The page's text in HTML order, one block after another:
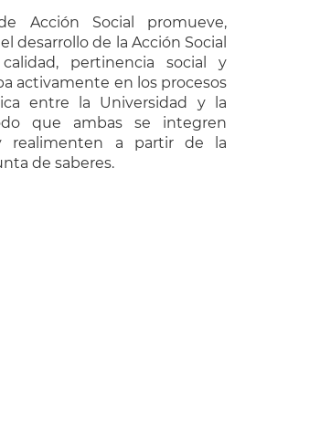
Acción Social promueve,
desarrollo de la Acción Social
pertinencia social y
activamente en los procesos
entre la Universidad y la
que ambas se integren
realimenten a partir de la
de saberes.